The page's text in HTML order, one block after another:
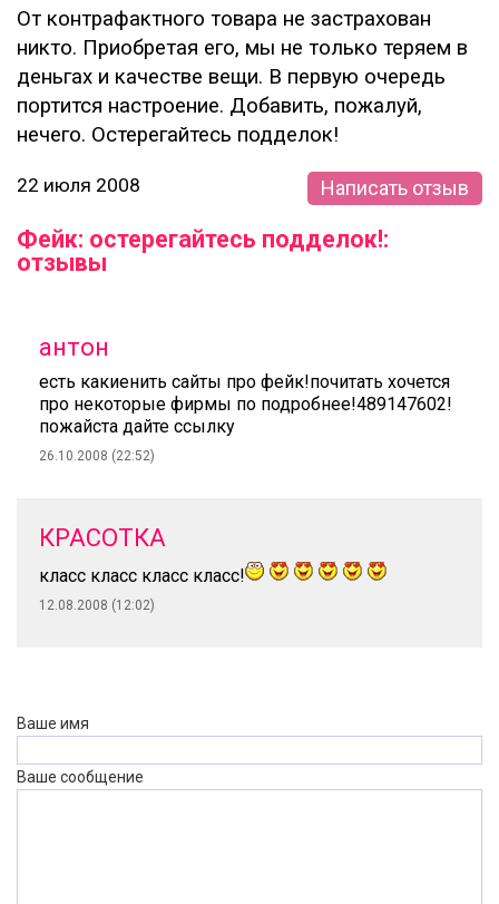
От контрафактного товара не застрахован
никто. Приобретая его, мы не только теряем в
деньгах и качестве вещи. В первую очередь
портится настроение. Добавить, пожалуй,
нечего. Остерегайтесь подделок!
22 июля 2008 Написать отзыв
Фейк: остерегайтесь подделок!:
отзывы
антон
есть какиенить сайты про фейк!почитать хочется
про некоторые фирмы по подробнее!489147602!
пожайста дайте ссылку
26.10.2008 (22:52)
КРАСОТКА
класс класс класс класс!
12.08.2008 (12:02)
Ваше имя
Ваше сообщение